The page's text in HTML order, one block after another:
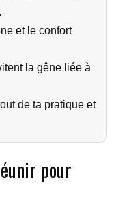
et le confort
la gêne liée à
de ta pratique et
pour